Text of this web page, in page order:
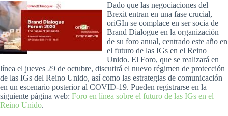
Dado que las negociaciones del
Brexit entran en una fase crucial,
oriGIn se complace en ser socia de
Brand Dialogue en la organización
de su foro anual, centrado este año en
el futuro de las IGs en el Reino
Unido. El Foro, que se realizará en
línea el jueves 29 de octubre, discutirá el nuevo régimen de protección
de las IGs del Reino Unido, así como las estrategias de comunicación
en un escenario posterior al COVID-19. Pueden registrarse en la
siguiente página web: Foro en línea sobre el futuro de las IGs en el
Reino Unido.